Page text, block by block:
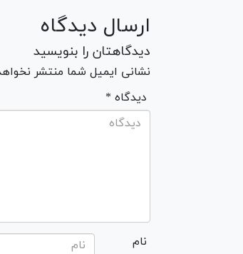
ارسال دیدگاه
دیدگاهتان را بنویسید
نشانی ایمیل شما منتشر
* دیدگاه
نام